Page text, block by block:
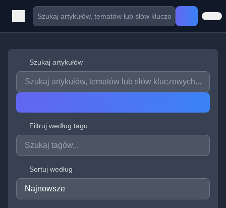
Szukaj artykułów
Filtruj według tagu
Sortuj według